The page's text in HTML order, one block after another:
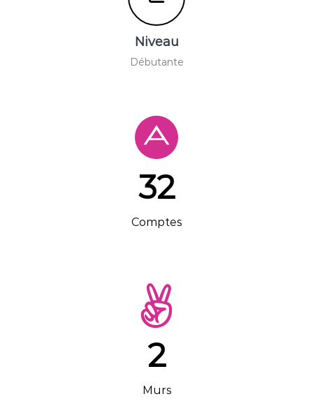
Niveau
Débutante
32
Comptes
2
Murs